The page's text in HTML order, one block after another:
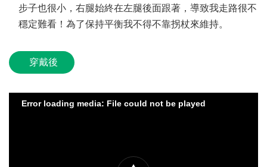
步子也很小，右腿始終在左腿後面跟著，導致我走路很不
穩定難看！為了保持平衡我不得不靠拐杖來維持。
穿戴後
Error loading media: File could not be played